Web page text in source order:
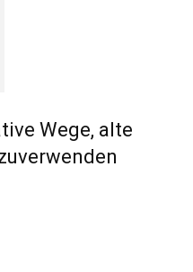
Wege, alte